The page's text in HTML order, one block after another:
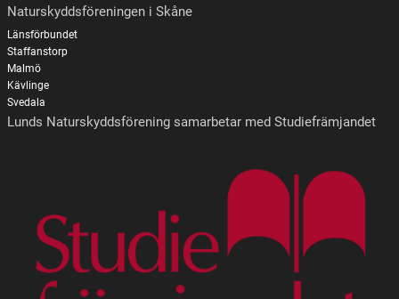
Naturskyddsföreningen i Skåne
Länsförbundet
Staffanstorp
Malmö
Kävlinge
Svedala
Lunds Naturskyddsförening samarbetar med Studiefrämjandet